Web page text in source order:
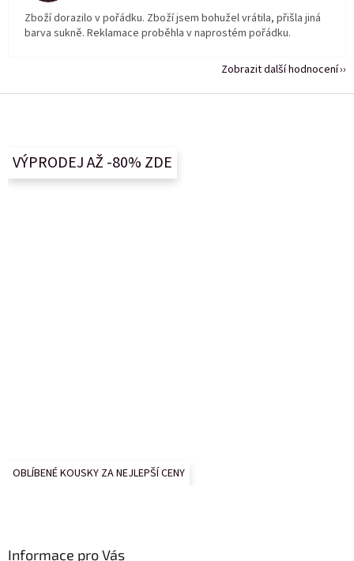
Zboží dorazilo v pořádku. Zboží jsem bohužel vrátila, přišla jiná
barva sukně. Reklamace proběhla v naprostém pořádku.
Zobrazit další hodnocení
VÝPRODEJ AŽ -80% ZDE
OBLÍBENÉ KOUSKY ZA NEJLEPŠÍ CENY
Informace pro Vás